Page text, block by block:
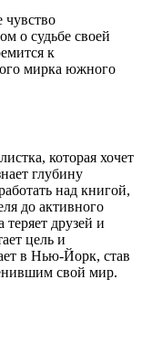
чувство
о судьбе своей
к
мирка южного
которая хочет
глубину
над книгой,
до активного
друзей и
цель и
в Нью-Йорк, став
свой мир.